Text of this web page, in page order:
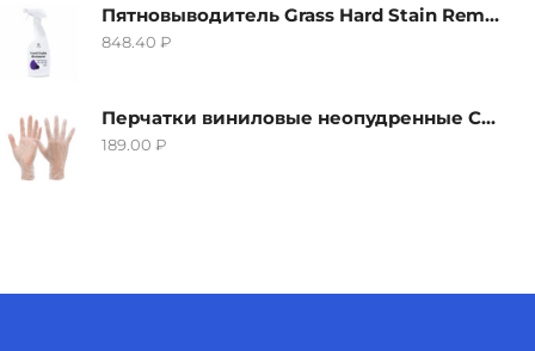
Пятновыводитель Grass Hard Stain Remover, 600мл
848.40 ₽
Перчатки виниловые неопудренные CTP-BS, размер S
189.00 ₽